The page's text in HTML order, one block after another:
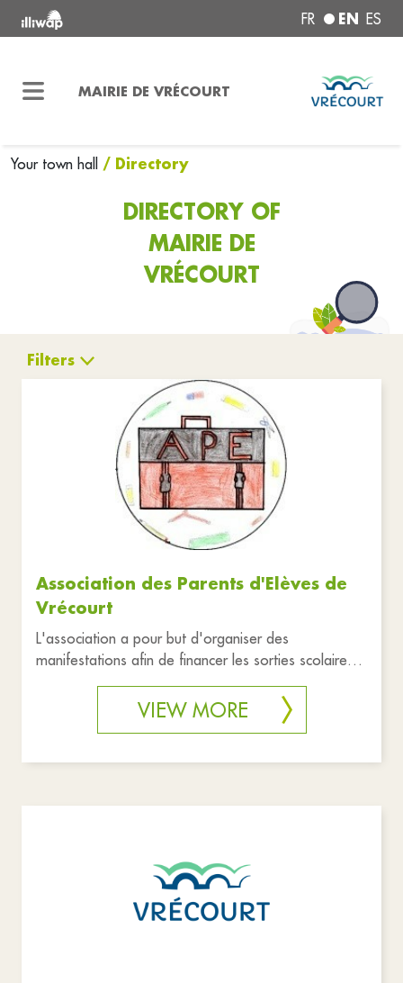
FR EN ES
MAIRIE DE VRÉCOURT
Your town hall / Directory
DIRECTORY OF
MAIRIE DE
VRÉCOURT
Filters
Association des Parents d'Elèves de
Vrécourt
L'association a pour but d'organiser des
manifestations afin de financer les sorties scolaires
VIEW MORE